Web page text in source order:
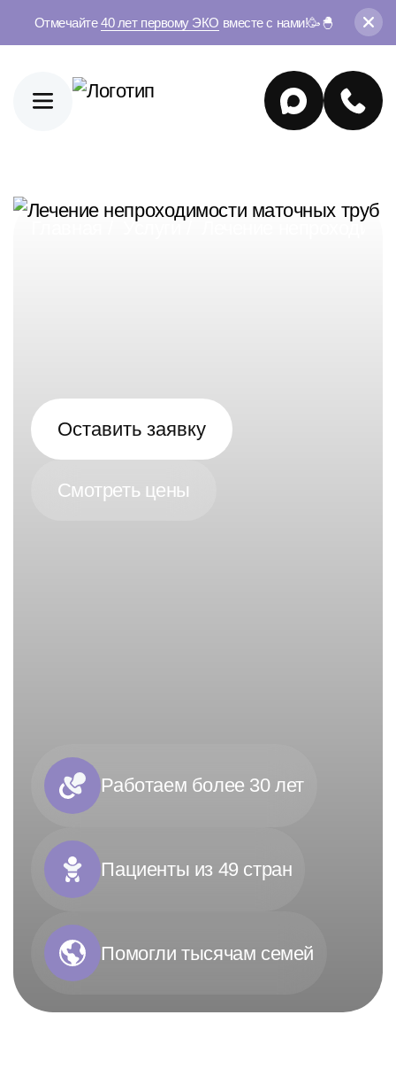
Отмечайте40 лет первому ЭКО вместе с нами!🥳🐣
Услуги Лечение
Оставить заявку
Смотреть цены
Работаем более 30 лет
Пациенты из 49 стран
Помогли тысячам семей